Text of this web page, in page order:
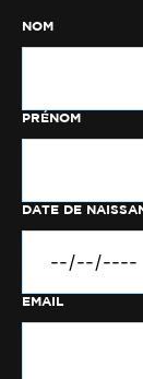
NOM
PRÉNOM
DATE DE
EMAIL